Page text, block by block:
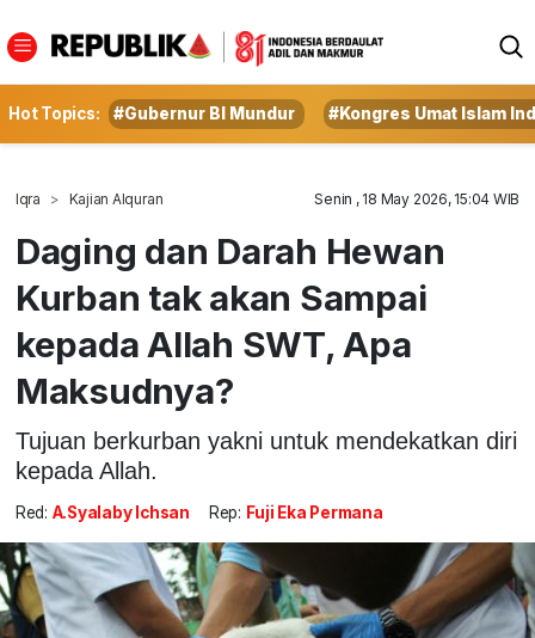
Hot Topics: #Gubernur BI Mundur #Kongres Umat Islam
Iqra Kajian Alquran Senin , 18 May 2026, 15:04 WIB
Daging dan Darah Hewan
Kurban tak akan Sampai
kepada Allah SWT, Apa
Maksudnya?
Tujuan berkurban yakni untuk mendekatkan diri
kepada Allah.
Red: A.Syalaby Ichsan Rep: Fuji Eka Permana